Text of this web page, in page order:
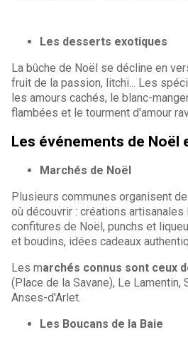
Les desserts exotiques
La bûche de Noël se décline en
fruit de la passion, litchi... Les
les amours cachés, le blanc-
flambées et le tourment d'amour
Les événements de Noël
Marchés de Noël
Plusieurs communes organisent
où découvrir : créations
confitures de Noël, punchs et
et boudins, idées cadeaux
Les marchés connus sont ceux
(Place de la Savane), Le Lamentin,
Anses-d'Arlet.
Les Boucans de la Baie